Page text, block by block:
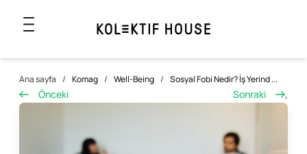
Ana sayfa / Komag / Well-Being / Sosyal Fobi Nedir? İş Yerind ...
Önceki Sonraki ,